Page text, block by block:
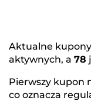
Aktualne
aktywnych, a 78
Pierwszy kupon
co oznacza